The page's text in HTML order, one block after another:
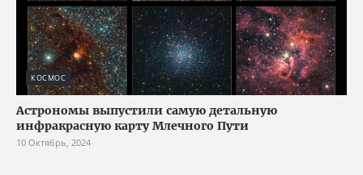
КОСМОС
Астрономы выпустили самую детальную
инфракрасную карту Млечного Пути
10 Октябрь, 2024